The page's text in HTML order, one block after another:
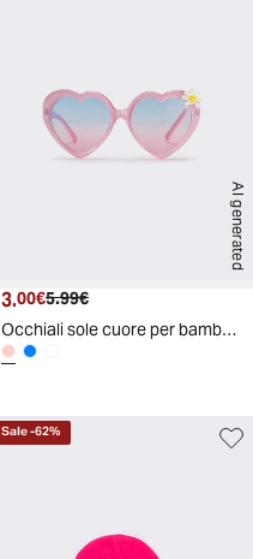
AI generated
Prezzo attuale
3.00€ Prezzo originale
5.99€
Occhiali sole cuore per bambina - Rosa
Sale-62%